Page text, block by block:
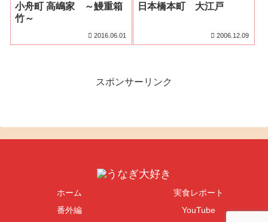
小舟町 高嶋家 ～鰻重箱
竹～
2016.06.01
日本橋本町 大江戸
2006.12.09
スポンサーリンク
ホーム
実食レポート
番外編
YouTube